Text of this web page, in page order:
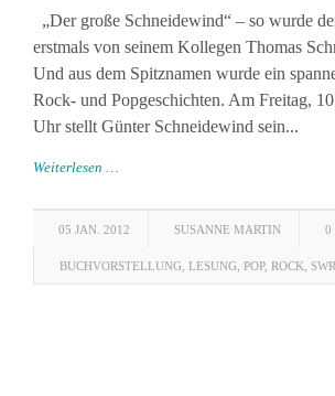
„Der große Schneidewind“ – so wurde
erstmals von seinem Kollegen Thomas
Und aus dem Spitznamen wurde ein
Rock- und Popgeschichten. Am Freitag,
Uhr stellt Günter Schneidewind sein...
Weiterlesen …
05 JAN. 2012 SUSANNE MARTIN 0
BUCHVORSTELLUNG LESUNG POP, ROCK SWR